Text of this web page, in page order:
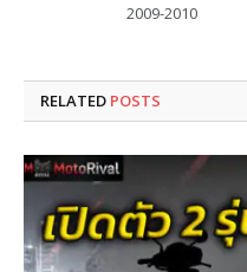
2009-2010
RELATED POSTS